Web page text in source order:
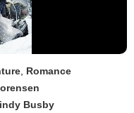
Romance
Busby